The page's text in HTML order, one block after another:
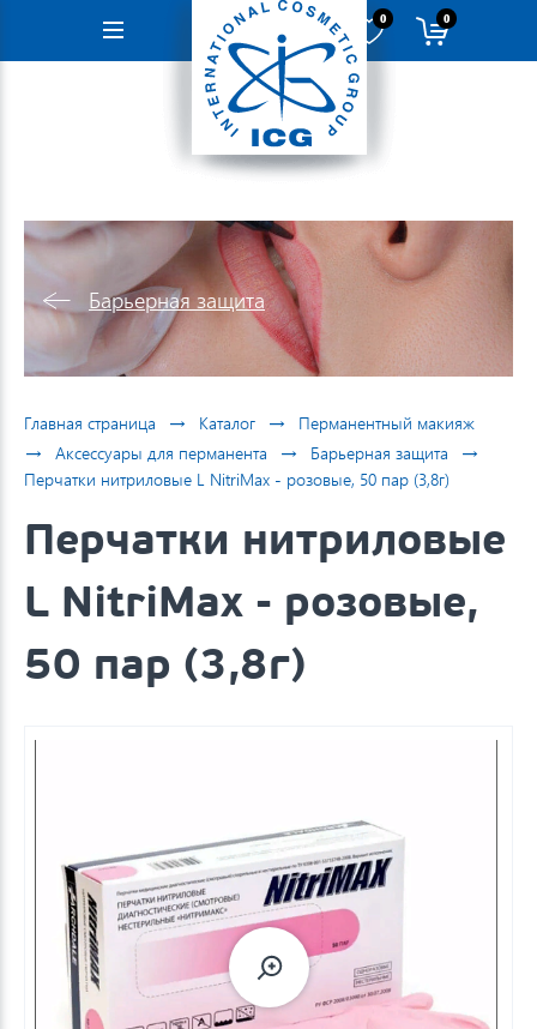
Навигация
0 0
Барьерная защита
Главная страница → Каталог → Перманентный макияж
→ Аксессуары для перманента → Барьерная защита →
Перчатки нитриловые L NitriMax - розовые, 50 пар (3,8г)
Перчатки нитриловые
L NitriMax - розовые,
50 пар (3,8г)